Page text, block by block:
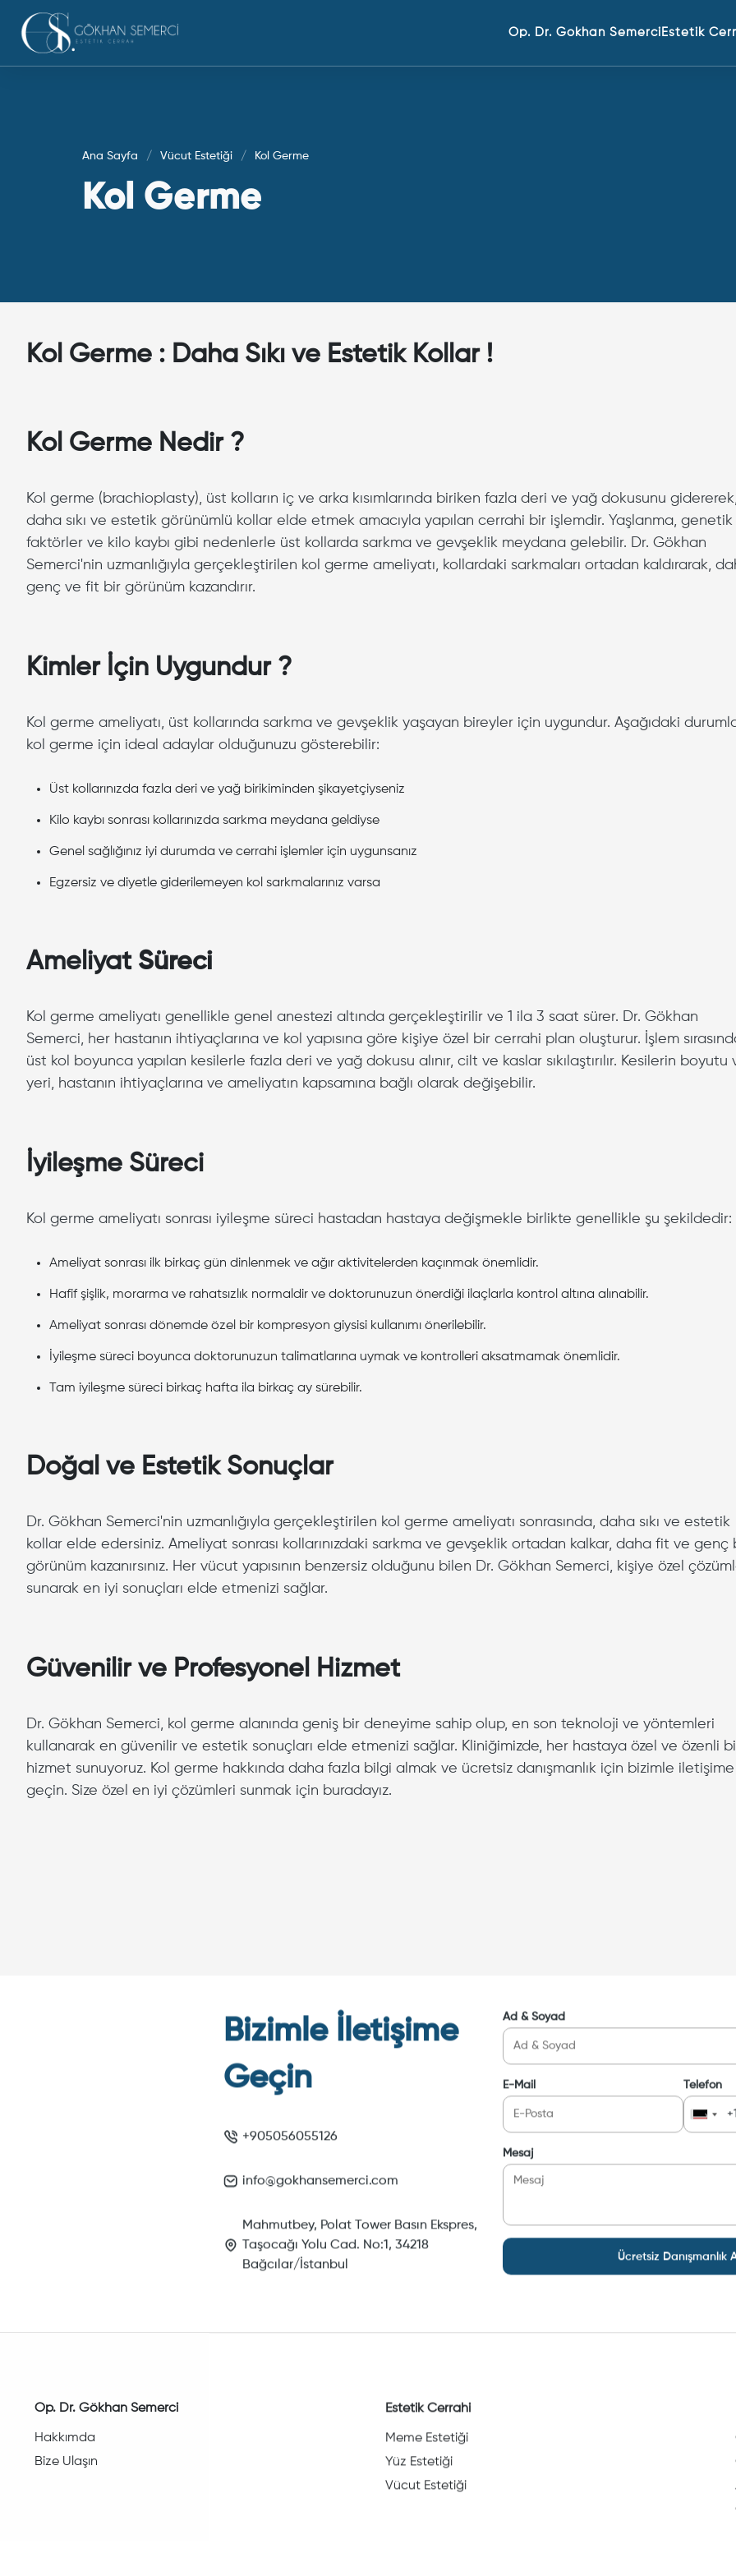
Op. Dr. Gokhan Semerci Estetik
Ana Sayfa Vücut Estetiği Kol Germe
Kol Germe
Kol Germe : Daha Sıkı ve Estetik Kollar !
Kol Germe Nedir ?
Kol germe (brachioplasty), üst kolların iç ve arka kısımlarında biriken fazla deri ve yağ dokusunu gidererek,
daha sıkı ve estetik görünümlü kollar elde etmek amacıyla yapılan cerrahi bir işlemdir. Yaşlanma, genetik
faktörler ve kilo kaybı gibi nedenlerle üst kollarda sarkma ve gevşeklik meydana gelebilir. Dr. Gökhan
Semerci'nin uzmanlığıyla gerçekleştirilen kol germe ameliyatı, kollardaki sarkmaları ortadan kaldırarak,
genç ve fit bir görünüm kazandırır.
Kimler İçin Uygundur ?
Kol germe ameliyatı, üst kollarında sarkma ve gevşeklik yaşayan bireyler için uygundur. Aşağıdaki
kol germe için ideal adaylar olduğunuzu gösterebilir:
Üst kollarınızda fazla deri ve yağ birikiminden şikayetçiyseniz
Kilo kaybı sonrası kollarınızda sarkma meydana geldiyse
Genel sağlığınız iyi durumda ve cerrahi işlemler için uygunsanız
Egzersiz ve diyetle giderilemeyen kol sarkmalarınız varsa
AmeliyatSüreci
Kol germe ameliyatı genellikle genel anestezi altında gerçekleştirilir ve 1 ila 3 saat sürer. Dr. Gökhan
Semerci, her hastanın ihtiyaçlarına ve kol yapısına göre kişiye özel bir cerrahi plan oluşturur. İşlem
üst kol boyunca yapılan kesilerle fazla deri ve yağ dokusu alınır, cilt ve kaslar sıkılaştırılır. Kesilerin boyutu
yeri, hastanın ihtiyaçlarına ve ameliyatın kapsamına bağlı olarak değişebilir.
İyileşme Süreci
Kol germe ameliyatı sonrası iyileşme süreci hastadan hastaya değişmekle birlikte genellikle şu şekildedir:
Ameliyat sonrası ilk birkaç gün dinlenmek ve ağır aktivitelerden kaçınmak önemlidir.
Hafif şişlik, morarma ve rahatsızlık normaldir ve doktorunuzun önerdiği ilaçlarla kontrol altına alınabilir.
Ameliyat sonrası dönemde özel bir kompresyon giysisi kullanımı önerilebilir.
İyileşme süreci boyunca doktorunuzun talimatlarına uymak ve kontrolleri aksatmamak önemlidir.
Tam iyileşme süreci birkaç hafta ila birkaç ay sürebilir.
Doğal ve Estetik Sonuçlar
Dr. Gökhan Semerci'nin uzmanlığıyla gerçekleştirilen kol germe ameliyatı sonrasında, daha sıkı ve estetik
kollar elde edersiniz. Ameliyat sonrası kollarınızdaki sarkma ve gevşeklik ortadan kalkar, daha fit ve genç
görünüm kazanırsınız. Her vücut yapısının benzersiz olduğunu bilen Dr. Gökhan Semerci, kişiye özel
sunarak en iyi sonuçları elde etmenizi sağlar.
Güvenilir ve Profesyonel Hizmet
Dr. Gökhan Semerci, kol germe alanında geniş bir deneyime sahip olup, en son teknoloji ve yöntemleri
kullanarak en güvenilir ve estetik sonuçları elde etmenizi sağlar. Kliniğimizde, her hastaya özel ve özenli
hizmet sunuyoruz. Kol germe hakkında daha fazla bilgi almak ve ücretsiz danışmanlık için bizimle iletişime
geçin. Size özel en iyi çözümleri sunmak için buradayız.
Bizimle İletişime
Geçin
+905056055126
info@gokhansemerci.com
Mahmutbey, Polat Tower Basın Ekspres,
Taşocağı Yolu Cad. No:1, 34218
Bağcılar/İstanbul
Ad & Soyad
E-Mail Telefon
Mesaj
Ücretsiz Danışmanlık
Op. Dr. Gökhan Semerci
Hakkımda
Bize Ulaşın
Estetik Cerrahi
Meme Estetiği
Yüz Estetiği
Vücut Estetiği